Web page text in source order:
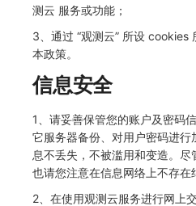
测云 服务或功能；
3、通过 “观测云” 所设 cookies
本政策。
信息安全
1、请妥善保管您的账户及密码
它服务器备份、对用户密码进
息不丢失，不被滥用和变造。
也请您注意在信息网络上不存在
2、在使用观测云服务进行网上